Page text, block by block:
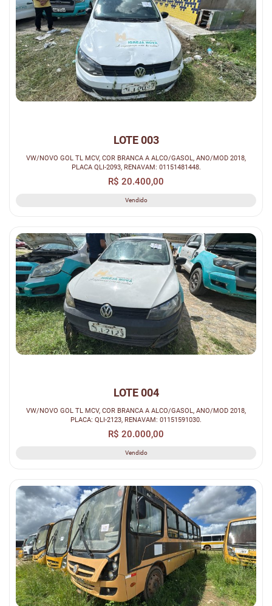
LOTE 003
VW/NOVO GOL TL MCV, COR BRANCA A ALCO/GASOL, ANO/MOD 2018,
PLACA QLI-2093, RENAVAM: 01151481448.
R$ 20.400,00
Vendido
LOTE 004
VW/NOVO GOL TL MCV, COR BRANCA A ALCO/GASOL, ANO/MOD 2018,
PLACA: QLI-2123, RENAVAM: 01151591030.
R$ 20.000,00
Vendido